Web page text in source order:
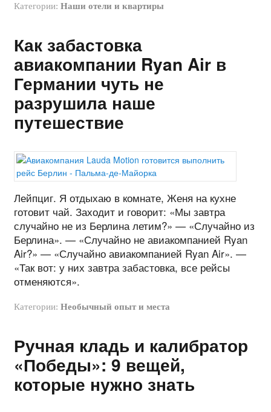
Категории: Наши отели и квартиры
Как забастовка
авиакомпании Ryan Air в
Германии чуть не
разрушила наше
путешествие
Лейпциг. Я отдыхаю в комнате, Женя на кухне
готовит чай. Заходит и говорит: «Мы завтра
случайно не из Берлина летим?» — «Случайно из
Берлина». — «Случайно не авиакомпанией Ryan
Air?» — «Случайно авиакомпанией Ryan Air». —
«Так вот: у них завтра забастовка, все рейсы
отменяются».
Категории: Необычный опыт и места
Ручная кладь и калибратор
«Победы»: 9 вещей,
которые нужно знать